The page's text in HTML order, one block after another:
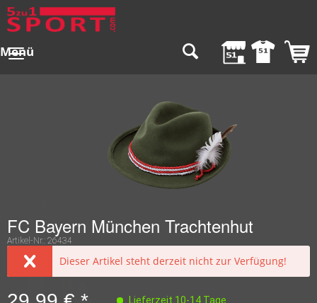
Menü
FC Bayern München Trachtenhut
Artikel-Nr.: 26434
Dieser Artikel steht derzeit nicht zur Verfügung!
Lieferzeit 10-14 Tage